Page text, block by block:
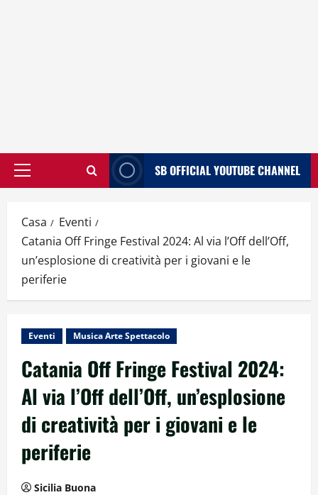
Menù
SB OFFICIAL YOUTUBE CHANNEL
Casa
Eventi
Catania Off Fringe Festival 2024: Al via l’Off dell’Off,
un’esplosione di creatività per i giovani e le
periferie
Eventi Musica Arte Spettacolo
Catania Off Fringe Festival 2024:
Al via l’Off dell’Off, un’esplosione
di creatività per i giovani e le
periferie
Sicilia Buona